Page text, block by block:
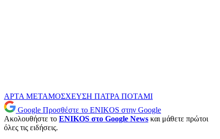
ΑΡΤΑ ΜΕΤΑΜΟΣΧΕΥΣΗ ΠΑΤΡΑ ΠΟΤΑΜΙ
Google Προσθέστε το ENIKOS στην Google
Ακολουθήστε το ENIKOS στο Google News και μάθετε πρώτοι
όλες τις ειδήσεις.